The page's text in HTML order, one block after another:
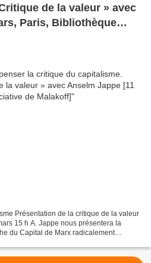
de la valeur » avec
Paris, Bibliothèque
Présentation de la critique de la valeur
15 h A. Jappe nous présentera la
du Capital de Marx radicalement